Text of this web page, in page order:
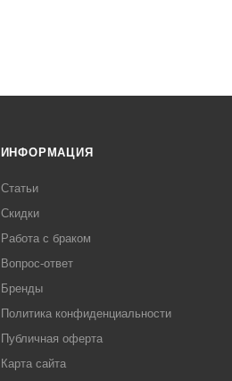
ИНФОРМАЦИЯ
Статьи
Скидки
Работа с браком
Вопрос-ответ
Бренды
Политика конфиденциальности
Публичная оферта
Карта сайта